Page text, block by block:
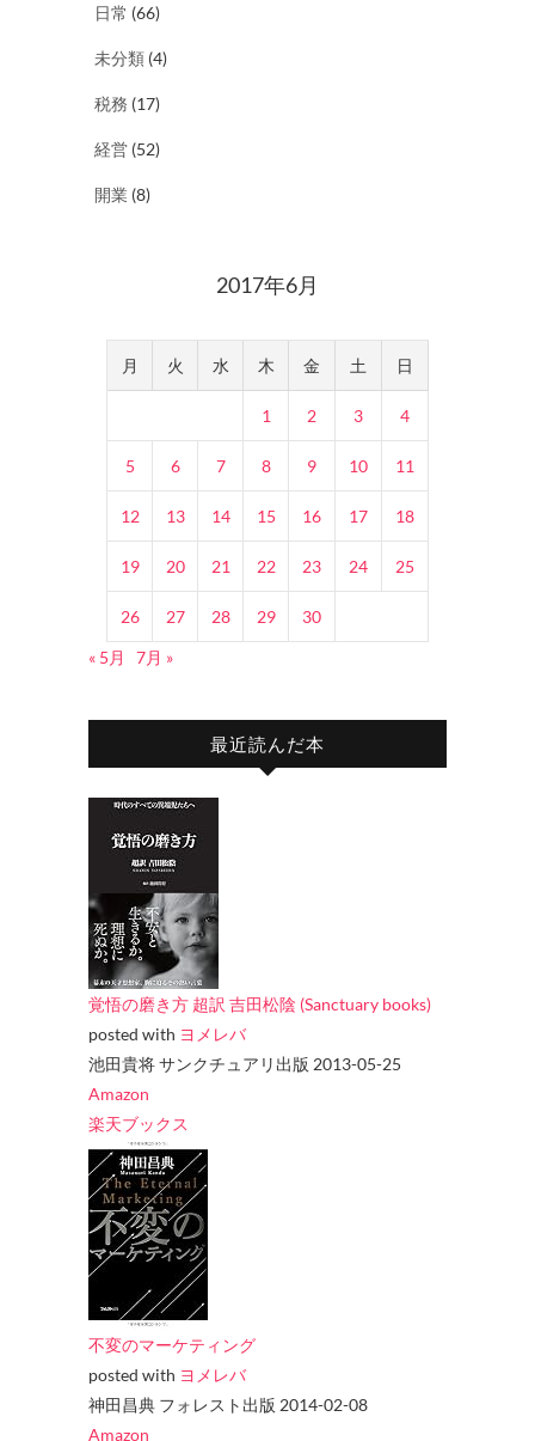
日常 (66)
未分類 (4)
税務 (17)
経営 (52)
開業 (8)
2017年6月
月 火 水 木 金 土 日
1 2 3 4
5 6 7 8 9 10 11
12 13 14 15 16 17 18
19 20 21 22 23 24 25
26 27 28 29
30
« 5月
7月 »
最近読んだ本
覚悟の磨き方 超訳 吉田松陰 (Sanctuary books)
posted with ヨメレバ
池田貴将 サンクチュアリ出版 2013-05-25
Amazon
楽天ブックス
不変のマーケティング
posted with ヨメレバ
神田昌典 フォレスト出版 2014-02-08
Amazon